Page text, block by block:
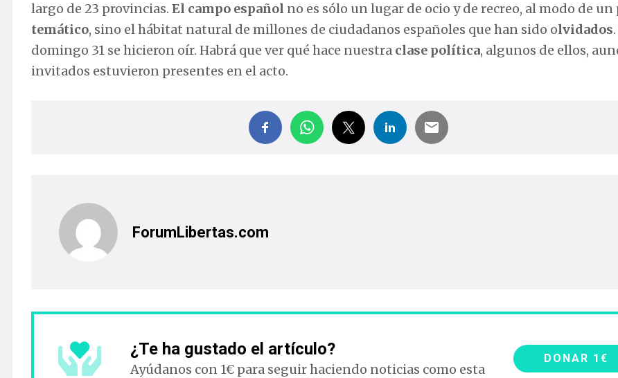
largo de 23 provincias. El campo español no es sólo un lugar de ocio y de recreo, al modo de un
temático, sino el hábitat natural de millones de ciudadanos españoles que han sido olvidados
domingo 31 se hicieron oír. Habrá que ver qué hace nuestra clase política, algunos de ellos,
invitados estuvieron presentes en el acto.
ForumLibertas.com
¿Te ha gustado el artículo?
Ayúdanos con 1€ para seguir haciendo noticias como esta
DONAR 1€